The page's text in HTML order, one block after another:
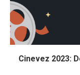
Cinevez 2023: